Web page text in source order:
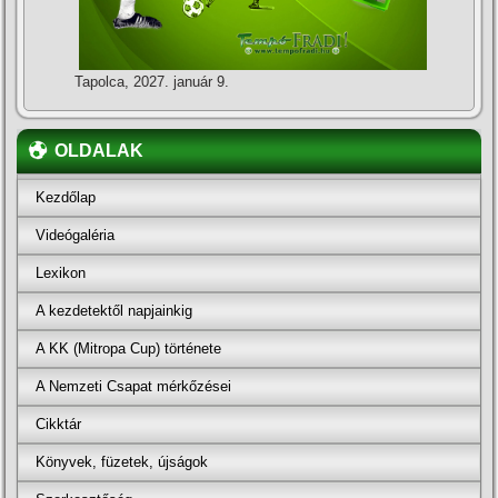
Tapolca, 2027. január 9.
OLDALAK
Kezdőlap
Videógaléria
Lexikon
A kezdetektől napjainkig
A KK (Mitropa Cup) története
A Nemzeti Csapat mérkőzései
Cikktár
Könyvek, füzetek, újságok